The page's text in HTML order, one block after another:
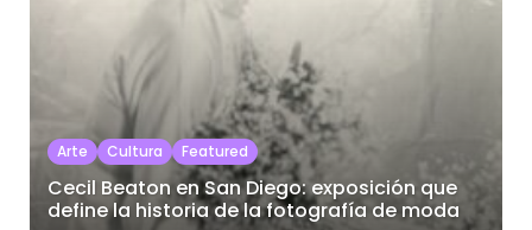
Arte Cultura Featured
Cecil Beaton en San Diego: exposición que
define la historia de la fotografía de moda